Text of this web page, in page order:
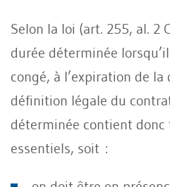
Selon la loi (art. 255, al. 2
durée déterminée
congé, à l’expiration de la
définition légale du
déterminée contient donc
essentiels, soit :